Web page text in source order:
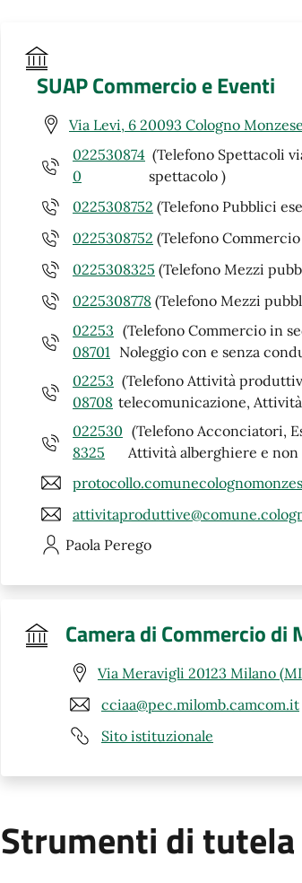
SUAP Commercio e Eventi
Via Levi, 6 20093 Cologno
022530874
0
(Telefono Spettacoli
spettacolo )
0225308752 (Telefono Pubblici
0225308752 (Telefono
0225308325 (Telefono Mezzi
0225308778 (Telefono Mezzi
02253
08701
(Telefono Commercio in
Noleggio con e senza
02253
08708
(Telefono Attività
telecomunicazione,
022530
8325
(Telefono Acconciatori,
Attività alberghiere e
Paola Perego
Camera di Commercio di
Via Meravigli 20123 Milano
cciaa@pec.milomb.camcom.it
Sito istituzionale
Strumenti di tutela